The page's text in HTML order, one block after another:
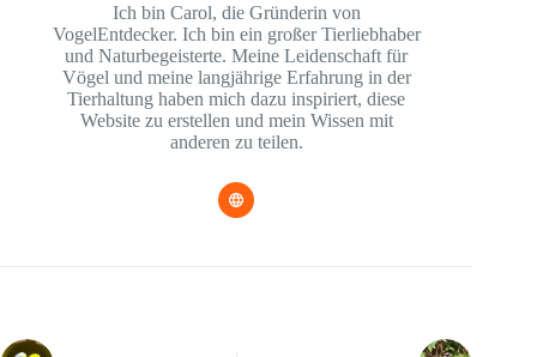
Ich bin Carol, die Gründerin von
VogelEntdecker. Ich bin ein großer Tierliebhaber
und Naturbegeisterte. Meine Leidenschaft für
Vögel und meine langjährige Erfahrung in der
Tierhaltung haben mich dazu inspiriert, diese
Website zu erstellen und mein Wissen mit
anderen zu teilen.